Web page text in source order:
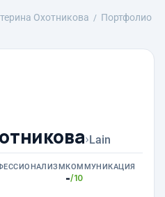
Охотникова
Портфолио
›Lain
КОММУНИКАЦИЯ
-/10